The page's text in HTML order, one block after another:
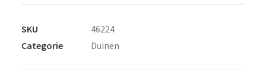
SKU
46224
Categorie
Duinen